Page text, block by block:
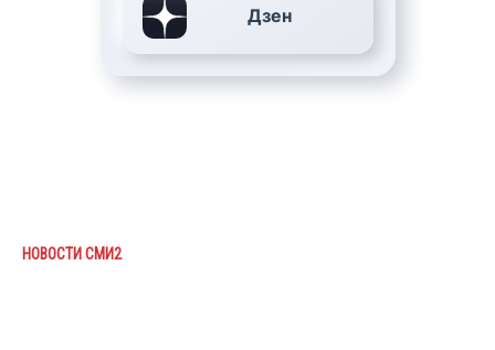
Дзен
НОВОСТИ СМИ2